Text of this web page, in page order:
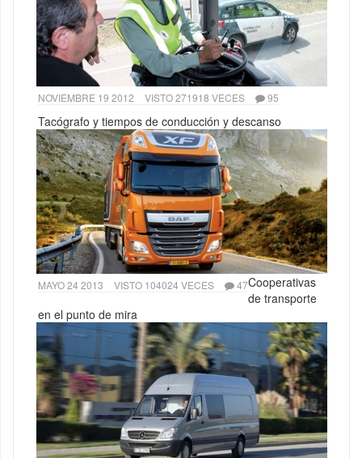
NOVIEMBRE 19 2012 VISTO 271918 VECES 95
Tacógrafo y tiempos de conducción y descanso
MAYO 24 2013 VISTO 104024 VECES 47Cooperativas
de transporte
en el punto de mira